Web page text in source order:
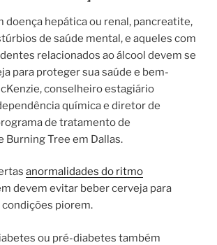
doença hepática ou renal, pancreatite,
de saúde mental, e aqueles com
relacionados ao álcool devem se
para proteger sua saúde e bem-
conselheiro estagiário
química e diretor de
de tratamento de
Burning Tree em Dallas.
anormalidades do ritmo
devem evitar beber cerveja para
piorem.
ou pré-diabetes também